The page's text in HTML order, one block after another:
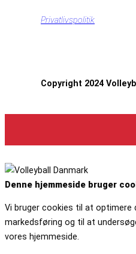
Privatlivspolitik
Copyright 2024
Denne hjemmeside bruger
Vi bruger cookies til at optimere
markedsføring og til at
vores hjemmeside.